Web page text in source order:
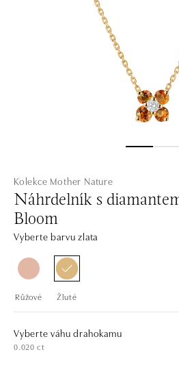
Kolekce Mother Nature
Náhrdelník s
Bloom
Vyberte barvu zlata
Růžové Žluté
Vyberte váhu drahokamu
0.020 ct